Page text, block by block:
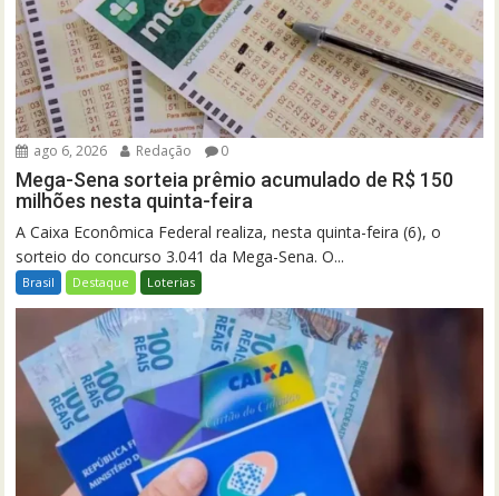
ago 6, 2026 Redação 0
Mega-Sena sorteia prêmio acumulado de R$ 150
milhões nesta quinta-feira
A Caixa Econômica Federal realiza, nesta quinta-feira (6), o
sorteio do concurso 3.041 da Mega-Sena. O...
Brasil Destaque Loterias